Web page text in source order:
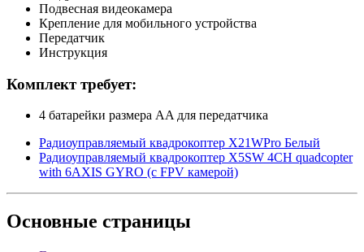
Подвесная видеокамера
Крепление для мобильного устройства
Передатчик
Инструкция
Комплект требует:
4 батарейки размера AA для передатчика
Радиоуправляемый квадрокоптер X21WPro Белый
Радиоуправляемый квадрокоптер X5SW 4CH quadcopter
with 6AXIS GYRO (с FPV камерой)
Основные страницы